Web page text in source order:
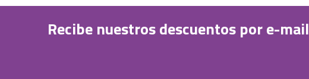
Recibe nuestros descuentos por e-mail